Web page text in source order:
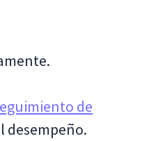
de
desempeño.